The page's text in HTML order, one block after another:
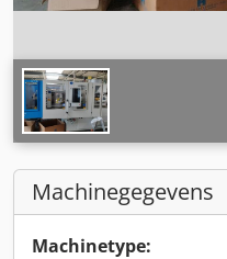
Machinegegevens
Machinetype: